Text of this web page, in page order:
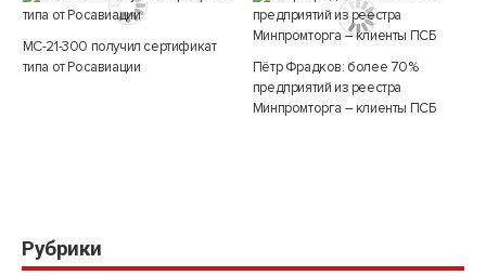
МС-21-300 получил сертификат
типа от Росавиации
Пётр Фрадков: более 70%
предприятий из реестра
Минпромторга – клиенты ПСБ
Рубрики